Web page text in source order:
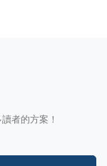
者的方案！